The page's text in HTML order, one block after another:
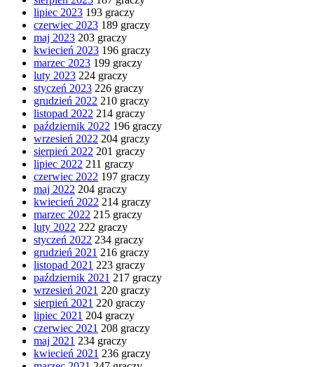
lipiec 2023 193 graczy
czerwiec 2023 189 graczy
maj 2023 203 graczy
kwiecień 2023 196 graczy
marzec 2023 199 graczy
luty 2023 224 graczy
styczeń 2023 226 graczy
grudzień 2022 210 graczy
listopad 2022 214 graczy
październik 2022 196 graczy
wrzesień 2022 204 graczy
sierpień 2022 201 graczy
lipiec 2022 211 graczy
czerwiec 2022 197 graczy
maj 2022 204 graczy
kwiecień 2022 214 graczy
marzec 2022 215 graczy
luty 2022 222 graczy
styczeń 2022 234 graczy
grudzień 2021 216 graczy
listopad 2021 223 graczy
październik 2021 217 graczy
wrzesień 2021 220 graczy
sierpień 2021 220 graczy
lipiec 2021 204 graczy
czerwiec 2021 208 graczy
maj 2021 234 graczy
kwiecień 2021 236 graczy